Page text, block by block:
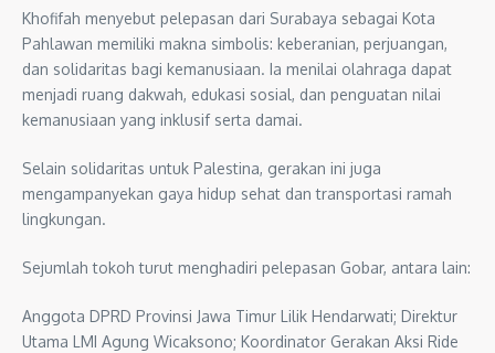
Khofifah menyebut pelepasan dari Surabaya sebagai Kota
Pahlawan memiliki makna simbolis: keberanian, perjuangan,
dan solidaritas bagi kemanusiaan. Ia menilai olahraga dapat
menjadi ruang dakwah, edukasi sosial, dan penguatan nilai
kemanusiaan yang inklusif serta damai.
Selain solidaritas untuk Palestina, gerakan ini juga
mengampanyekan gaya hidup sehat dan transportasi ramah
lingkungan.
Sejumlah tokoh turut menghadiri pelepasan Gobar, antara lain:
Anggota DPRD Provinsi Jawa Timur Lilik Hendarwati; Direktur
Utama LMI Agung Wicaksono; Koordinator Gerakan Aksi Ride